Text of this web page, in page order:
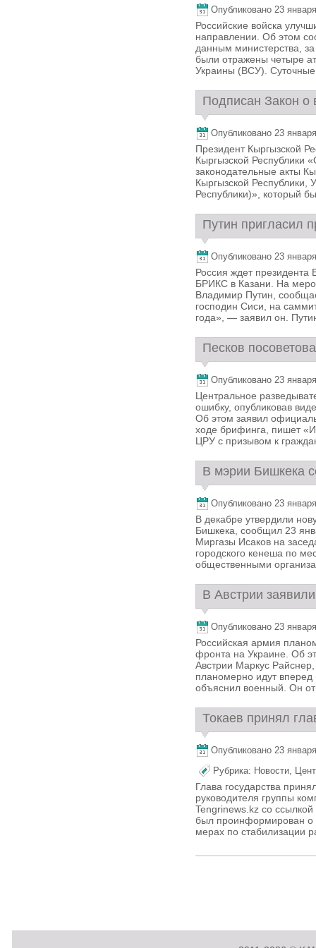
Опубликовано 23
Российские войска
направлении. Об этом
данным министерства,
были отражены четыре
Украины (ВСУ). Суточные
Подписан Закон о
Опубликовано 23
Президент Кыргызской
Кыргызской Республики
законодательные акты
Кыргызской Республики,
Республики)», который
Путин пригласил
Опубликовано 23
Россия ждет
БРИКС в Казани. На
Владимир Путин,
господин Сиси, на
года», — заявил он.
Песков
Опубликовано 23
Центральное
ошибку, опубликовав
Об этом заявил
ходе брифинга, пишет
ЦРУ с призывом к
В мэрии Бишкека
Опубликовано 23
В декабре утвердили
Бишкека, сообщил 23
Миргазы Исаков на
городского кенеша по
общественными
В Австрии
Опубликовано 23
Российская армия
фронта на Украине. Об
Австрии Маркус
планомерно идут
объяснил военный. Он
Токаев принял
Опубликовано 23
Рубрика: Новости,
Глава государства
руководителя группы
Tengrinews.kz со
был проинформирован о
мерах по стабилизации